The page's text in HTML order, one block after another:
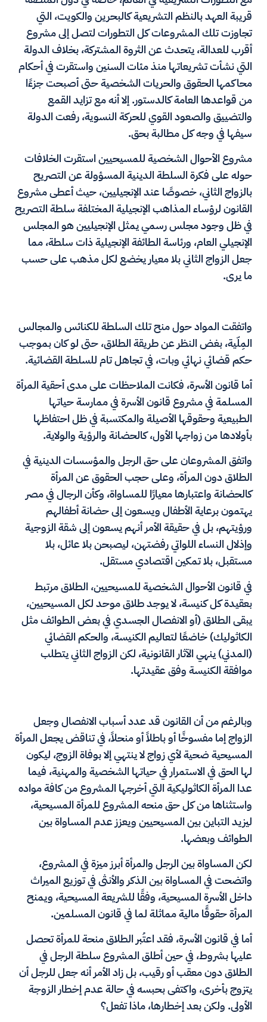
قريبة العهد بالنظم التشريعية كالبحرين والكويت، التي
تجاوزت تلك المشروعات كل التطورات لتصل إلى مشروع
أقرب للعدالة، يتحدث عن الثروة المشتركة، بخلاف الدولة
التي نشأت تشريعاتها منذ مئات السنين واستقرت في أحكام
محاكمها الحقوق والحريات الشخصية حتى أصبحت جزءًا
من قواعدها العامة كالدستور. إلا أنه مع تزايد القمع
والتضييق والصعود القوي للحركة النسوية، رفعت الدولة
سيفها في وجه كل مطالبة بحق.
مشروع الأحوال الشخصية للمسيحيين استقرت الخلافات
حوله على فكرة السلطة الدينية المسؤولة عن التصريح
بالزواج الثاني، خصوصًا عند الإنجيليين، حيث أعطى مشروع
القانون لرؤساء المذاهب الإنجيلية المختلفة سلطة التصريح
في ظل وجود مجلس رسمي يمثل الإنجيليين هو المجلس
الإنجيلي العام، ورئاسة الطائفة الإنجيلية ذات سلطة، مما
جعل الزواج الثاني بلا معيار يخضع لكل مذهب على حسب
ما يرى.
واتفقت المواد حول منح تلك السلطة للكنائس والمجالس
المِلّية، بغض النظر عن طريقة الطلاق، حتى لو كان بموجب
حكم قضائي نهائي وبات، في تجاهل تام للسلطة القضائية.
أما قانون الأسرة، فكانت الملاحظات على مدى أحقية المرأة
المسلمة في مشروع قانون الأسرة في ممارسة حياتها
الطبيعية وحقوقها الأصيلة والمكتسبة في ظل احتفاظها
بأولادها من زواجها الأول، كالحضانة والرؤية والولاية.
واتفق المشروعان على حق الرجل والمؤسسات الدينية في
الطلاق دون المرأة، وعلى حجب الحقوق عن المرأة
كالحضانة واعتبارها معيارًا للمساواة، وكأن الرجال في مصر
يهتمون برعاية الأطفال ويسعون إلى حضانة أطفالهم
ورؤيتهم، بل في حقيقة الأمر أنهم يسعون إلى شقة الزوجية
وإذلال النساء اللواتي رفضتهن، ليصبحن بلا عائل، بلا
مستقبل، بلا تمكين اقتصادي مستقل.
في قانون الأحوال الشخصية للمسيحيين، الطلاق مرتبط
بعقيدة كل كنيسة، لا يوجد طلاق موحد لكل المسيحيين،
يبقى الطلاق (أو الانفصال الجسدي في بعض الطوائف مثل
الكاثوليك) خاضعًا لتعاليم الكنيسة، والحكم القضائي
(المدني) ينهي الآثار القانونية، لكن الزواج الثاني يتطلب
موافقة الكنيسة وفق عقيدتها.
وبالرغم من أن القانون قد عدد أسباب الانفصال وجعل
الزواج إما مفسوخًا أو باطلاً أو منحلاً، في تناقض يجعل المرأة
المسيحية ضحية لأي زواج لا ينتهي إلا بوفاة الزوج، ليكون
لها الحق في الاستمرار في حياتها الشخصية والمهنية، فيما
عدا المرأة الكاثوليكية التي أخرجها المشروع من كافة مواده
واستثناها من كل حق منحه المشروع للمرأة المسيحية،
ليزيد التباين بين المسيحيين ويعزز عدم المساواة بين
الطوائف وبعضها.
لكن المساواة بين الرجل والمرأة أبرز ميزة في المشروع،
واتضحت في المساواة بين الذكر والأنثى في توزيع الميراث
داخل الأسرة المسيحية، وفقًا للشريعة المسيحية، ويمنح
المرأة حقوقًا مالية مماثلة لما في قانون المسلمين.
أما في قانون الأسرة، فقد اعتُبر الطلاق منحة للمرأة تحصل
عليها بشروط، في حين أطلق المشروع سلطة الرجل في
الطلاق دون معقب أو رقيب، بل زاد الأمر أنه جعل للرجل أن
يتزوج بأخرى، واكتفى بحبسه في حالة عدم إخطار الزوجة
الأولى. ولكن بعد إخطارها، ماذا تفعل؟